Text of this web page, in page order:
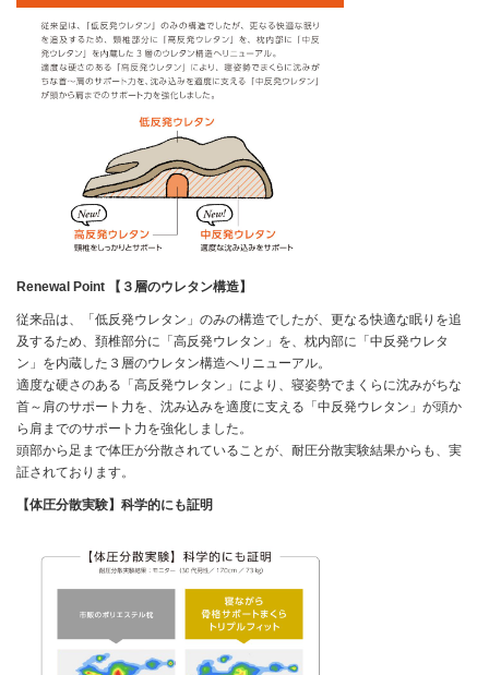
Renewal Point 【３層のウレタン構造】
従来品は、「低反発ウレタン」のみの構造でしたが、更なる快適な眠りを追
及するため、頚椎部分に「高反発ウレタン」を、枕内部に「中反発ウレタ
ン」を内蔵した３層のウレタン構造へリニューアル。
適度な硬さのある「高反発ウレタン」により、寝姿勢でまくらに沈みがちな
首～肩のサポート力を、沈み込みを適度に支える「中反発ウレタン」が頭か
ら肩までのサポート力を強化しました。
頭部から足まで体圧が分散されていることが、耐圧分散実験結果からも、実
証されております。
【体圧分散実験】科学的にも証明